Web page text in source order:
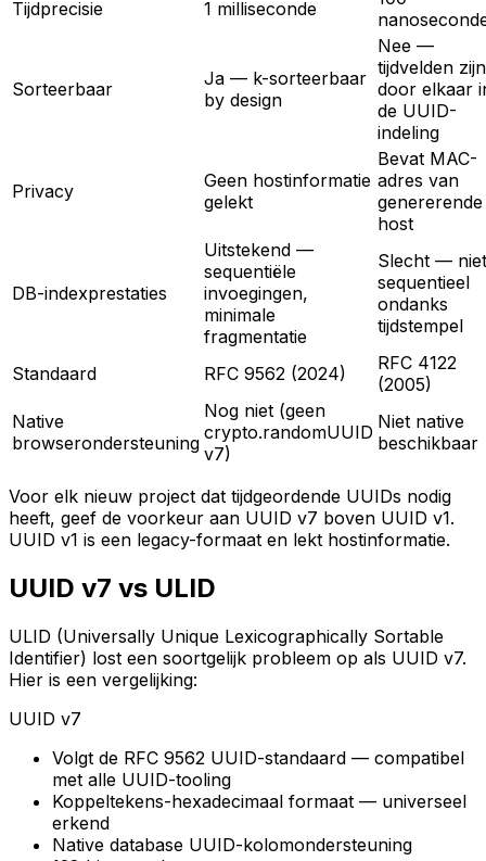
Tijdprecisie
1 milliseconde
Sorteerbaar
Ja — k-sorteerbaar
by design
Nee —
tijdvelden zijn
door elkaar
de UUID-
indeling
Privacy
Geen hostinformatie
gelekt
Bevat MAC-
adres van
genererende
host
DB-indexprestaties
Uitstekend —
sequentiële
invoegingen,
minimale
fragmentatie
Slecht —
sequentieel
ondanks
tijdstempel
Standaard RFC 9562 (2024)
RFC 4122
(2005)
Native
browserondersteuning
Nog niet (geen
crypto.randomUUID
v7)
Niet native
beschikbaar
Voor elk nieuw project dat tijdgeordende UUIDs nodig
heeft, geef de voorkeur aan UUID v7 boven UUID v1.
UUID v1 is een legacy-formaat en lekt hostinformatie.
UUID v7 vs ULID
ULID (Universally Unique Lexicographically Sortable
Identifier) lost een soortgelijk probleem op als UUID v7.
Hier is een vergelijking:
UUID v7
Volgt de RFC 9562 UUID-standaard — compatibel
met alle UUID-tooling
Koppeltekens-hexadecimaal formaat — universeel
erkend
Native database UUID-kolomondersteuning